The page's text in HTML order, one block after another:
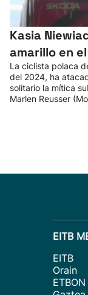
Kasia
amarillo en
La ciclista polaca
del 2024, ha
solitario la mítica
Marlen Reusser
EITB
EITB
Orain
ETBON